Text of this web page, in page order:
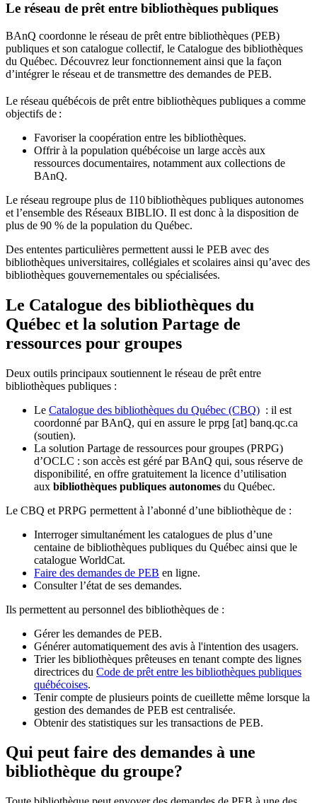
Le réseau de prêt entre bibliothèques publiques
BAnQ coordonne le réseau de prêt entre bibliothèques (PEB)
publiques et son catalogue collectif, le Catalogue des bibliothèques
du Québec. Découvrez leur fonctionnement ainsi que la façon
d’intégrer le réseau et de transmettre des demandes de PEB.
Le réseau québécois de prêt entre bibliothèques publiques a comme
objectifs de :
Favoriser la coopération entre les bibliothèques.
Offrir à la population québécoise un large accès aux
ressources documentaires, notamment aux collections de
BAnQ.
Le réseau regroupe plus de 110bibliothèques publiques autonomes
et l’ensemble des Réseaux BIBLIO. Il est donc à la disposition de
plus de 90 % de la population du Québec.
Des ententes particulières permettent aussi le PEB avec des
bibliothèques universitaires, collégiales et scolaires ainsi qu’avec des
bibliothèques gouvernementales ou spécialisées.
Le Catalogue des bibliothèques du
Québec et la solution Partage de
ressources pour groupes
Deux outils principaux soutiennent le réseau de prêt entre
bibliothèques publiques :
Le Catalogue des bibliothèques du Québec (CBQ) : il est
coordonné par BAnQ, qui en assure le prpg [at] banq.qc.ca
(soutien).
La solution Partage de ressources pour groupes (PRPG)
d’OCLC : son accès est géré par BAnQ qui, sous réserve de
disponibilité, en offre gratuitement la licence d’utilisation
aux bibliothèques publiques autonomes du Québec.
Le CBQ et PRPG permettent à l’abonné d’une bibliothèque de :
Interroger simultanément les catalogues de plus d’une
centaine de bibliothèques publiques du Québec ainsi que le
catalogue WorldCat.
Faire des demandes de PEB en ligne.
Consulter l’état de ses demandes.
Ils permettent au personnel des bibliothèques de :
Gérer les demandes de PEB.
Générer automatiquement des avis à l'intention des usagers.
Trier les bibliothèques prêteuses en tenant compte des lignes
directrices du Code de prêt entre les bibliothèques publiques
québécoises.
Tenir compte de plusieurs points de cueillette même lorsque la
gestion des demandes de PEB est centralisée.
Obtenir des statistiques sur les transactions de PEB.
Qui peut faire des demandes à une
bibliothèque du groupe?